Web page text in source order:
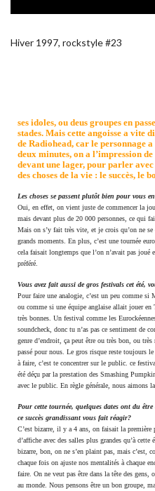
Hiver 1997, rockstyle #23
ses idoles, ou deus groupes en
stades. Mais cette angoisse a vite
de Radiohead, car le personnage
deux minutes, on a l’impression
devant une lager, pour parler
des choses de la vie : le succès,
Les choses se passent plutôt bien pour vous
Oui, en effet, on vient juste de commencer la
mais devant plus de 20 000 personnes, ce qui
Mais on s’y fait très vite, et je crois qu’on ne
grands moments. En plus, c’est une tournée
cela faisait longtemps que l’on n’avait pas joué
préféré.
Vous avez fait aussi de gros festivals cet été,
Pour faire une analogie, c’est un peu comme si
ou comme si une équipe anglaise allait jouer
très bonnes. Un festival comme les
soundcheck, donc tu n’as pas ce sentiment de
genre d’endroit, ça peut être ou très bon, ou
passé pour nous. Le gros risque reste toujours
à faire, c’est te concentrer sur le public. ce
été déçu par la prestation des Smashing
avec le public. En règle générale, nous aimons
Pour cette tournée, quelques dates ont du
ce succès grandissant vous fait réagir?
C’est bizarre, il y a 4 ans, on faisait la première
d’affiche avec des salles plus grandes qu’à
bizarre, bon, on ne s’en plaint pas, mais
chaque fois on ajuste nos mentalités à chaque
faire. On ne veut pas être dans la tête des gens,
au monde. Nous pensons être un bon groupe,